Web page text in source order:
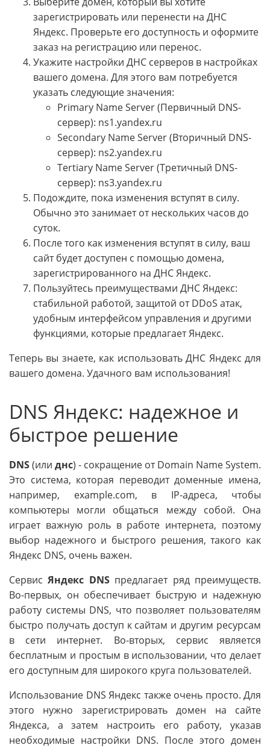
зарегистрировать или перенести на ДНС
Яндекс. Проверьте его доступность и оформите
заказ на регистрацию или перенос.
Укажите настройки ДНС серверов в настройках
вашего домена. Для этого вам потребуется
указать следующие значения:
Primary Name Server (Первичный DNS-
сервер): ns1.yandex.ru
Secondary Name Server (Вторичный DNS-
сервер): ns2.yandex.ru
Tertiary Name Server (Третичный DNS-
сервер): ns3.yandex.ru
Подождите, пока изменения вступят в силу.
Обычно это занимает от нескольких часов до
суток.
После того как изменения вступят в силу, ваш
сайт будет доступен с помощью домена,
зарегистрированного на ДНС Яндекс.
Пользуйтесь преимуществами ДНС Яндекс:
стабильной работой, защитой от DDoS атак,
удобным интерфейсом управления и другими
функциями, которые предлагает Яндекс.
Теперь вы знаете, как использовать ДНС Яндекс для
вашего домена. Удачного вам использования!
DNS Яндекс: надежное и
быстрое решение
DNS(или днс) - сокращение от Domain Name System.
Это система, которая переводит доменные имена,
например, example.com, в IP-адреса, чтобы
компьютеры могли общаться между собой. Она
играет важную роль в работе интернета, поэтому
выбор надежного и быстрого решения, такого как
Яндекс DNS, очень важен.
СервисЯндекс DNSпредлагает ряд преимуществ.
Во-первых, он обеспечивает быструю и надежную
работу системы DNS, что позволяет пользователям
быстро получать доступ к сайтам и другим ресурсам
в сети интернет. Во-вторых, сервис является
бесплатным и простым в использовании, что делает
его доступным для широкого круга пользователей.
Использование DNS Яндекс также очень просто. Для
этого нужно зарегистрировать домен на сайте
Яндекса, а затем настроить его работу, указав
необходимые настройки DNS. После этого домен